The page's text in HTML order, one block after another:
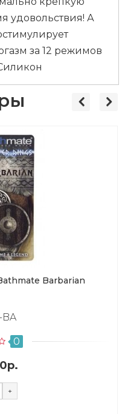
удовольствия! А
за 12 режимов
Barbarian
BA
0
+